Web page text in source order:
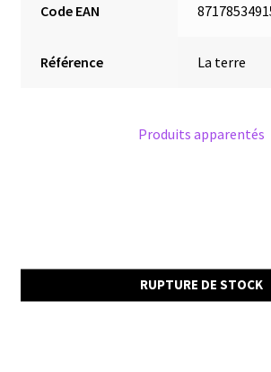
Code EAN
Référence La terre
Produits apparentés
RUPTURE DE STOCK